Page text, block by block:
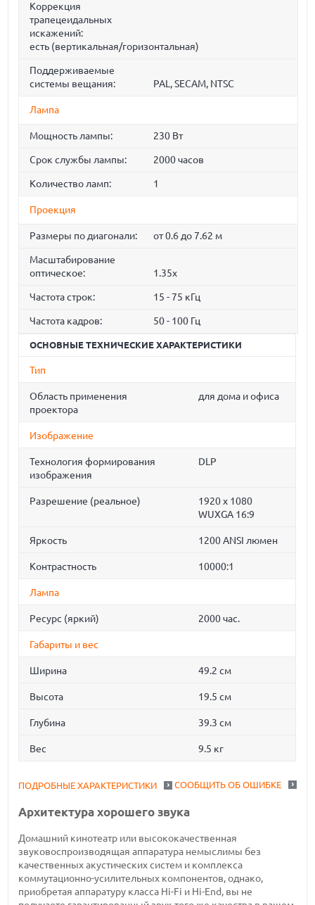
Коррекция
трапецеидальных
искажений:
есть (вертикальная/горизонтальная)
Поддерживаемые
системы вещания:
PAL, SECAM, NTSC
Лампа
Мощность лампы: 230 Вт
Срок службы лампы: 2000 часов
Количество ламп: 1
Проекция
Размеры по диагонали: от 0.6 до 7.62 м
Масштабирование
оптическое:
1.35x
Частота строк: 15 - 75 кГц
Частота кадров: 50 - 100 Гц
ОСНОВНЫЕ ТЕХНИЧЕСКИЕ ХАРАКТЕРИСТИКИ
Тип
Область применения
проектора
для дома и офиса
Изображение
Технология формирования
изображения
DLP
Разрешение (реальное)
1920 x 1080
WUXGA 16:9
Яркость 1200 ANSI люмен
Контрастность 10000:1
Лампа
Ресурс (яркий) 2000 час.
Габариты и вес
Ширина 49.2 см
Высота 19.5 см
Глубина 39.3 см
Вес 9.5 кг
СООБЩИТЬ ОБ ОШИБКЕ
ПОДРОБНЫЕ ХАРАКТЕРИСТИКИ
Архитектура хорошего звука
Домашний кинотеатр или высококачественная
звуковоспроизводящая аппаратура немыслимы без
качественных акустических систем и комплекса
коммутационно-усилительных компонентов, однако,
приобретая аппаратуру класса Hi-Fi и Hi-End, вы не